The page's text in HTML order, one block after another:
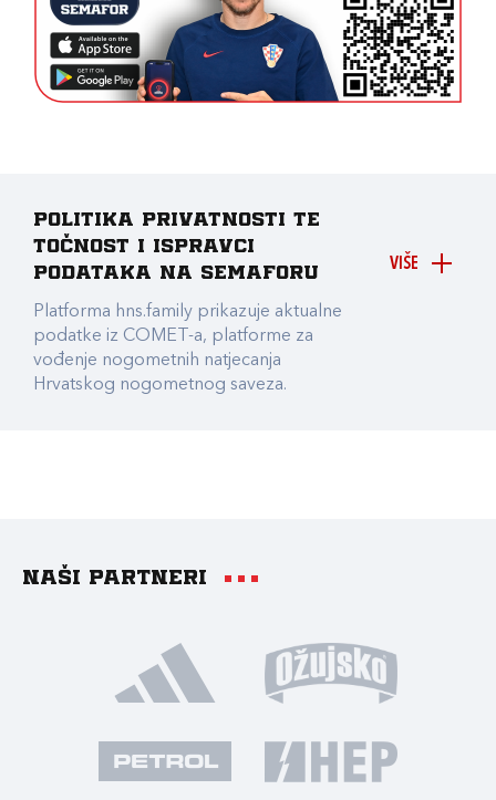
VIŠE
Politika privatnosti te
točnost i ispravci
podataka na Semaforu
Platforma hns.family prikazuje aktualne
podatke iz COMET-a, platforme za
vođenje nogometnih natjecanja
Hrvatskog nogometnog saveza.
Naši partneri